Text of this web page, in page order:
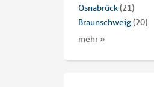
Osnabrück(21)
Braunschweig(20)
mehr »